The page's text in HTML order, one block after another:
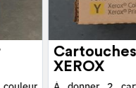
XEROX